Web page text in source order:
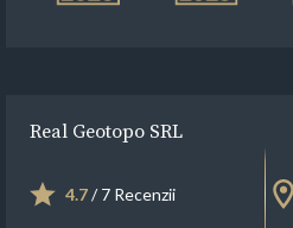
Real Geotopo SRL
4.7/ 7 Recenzii